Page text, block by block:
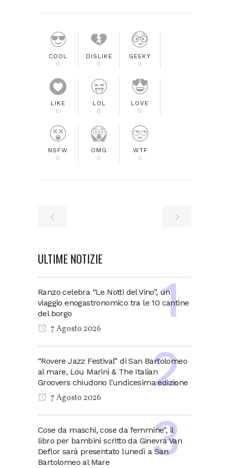
COOL
0
DISLIKE
0
GEEKY
0
LIKE
0
LOL
0
LOVE
0
NSFW
0
OMG
0
WTF
0
ULTIME NOTIZIE
Ranzo celebra “Le Notti del Vino”, un
viaggio enogastronomico tra le 10 cantine
del borgo
7 Agosto 2026
“Rovere Jazz Festival” di San Bartolomeo
al mare, Lou Marini & The Italian
Groovers chiudono l’undicesima edizione
7 Agosto 2026
Cose da maschi, cose da femmine”, il
libro per bambini scritto da Ginevra Van
Deflor sarà presentato lunedì a San
Bartolomeo al Mare